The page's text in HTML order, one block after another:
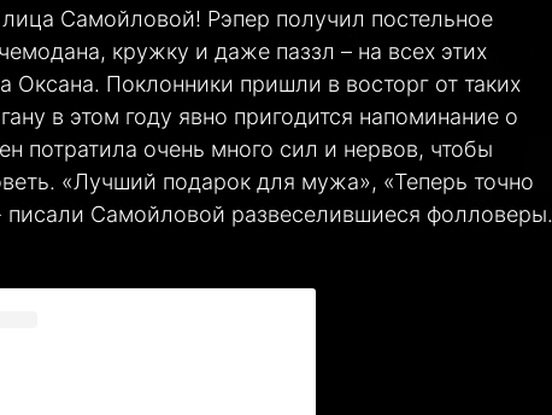
Самойловой! Рэпер получил постельное
кружку и даже паззл – на всех этих
Поклонники пришли в восторг от таких
в этом году явно пригодится напоминание о
потратила очень много сил и нервов, чтобы
«Лучший подарок для мужа», «Теперь точно
писали Самойловой развеселившиеся фолловеры.